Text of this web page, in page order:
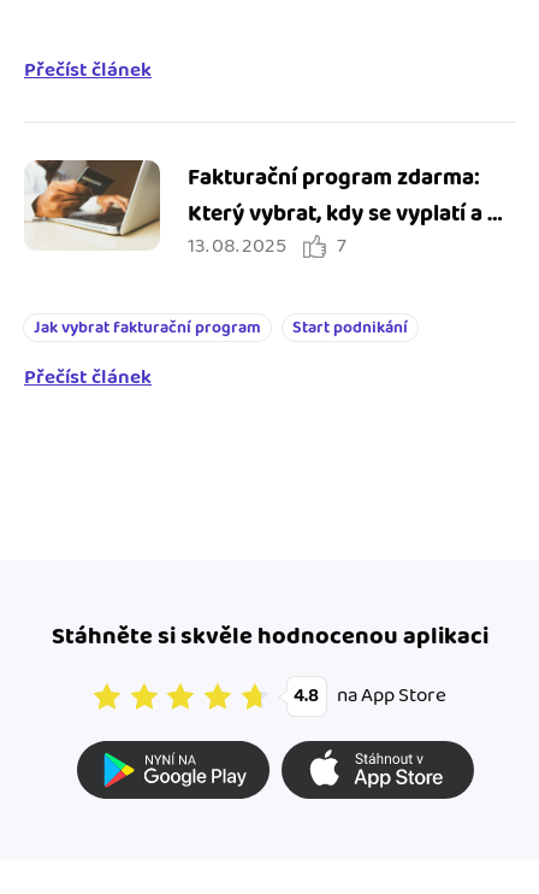
Přečíst článek
Fakturační program zdarma:
Který vybrat, kdy se vyplatí a na
co pozor?
13. 08. 2025 7
Jak vybrat fakturační program Start podnikání
Přečíst článek
Stáhněte si skvěle hodnocenou aplikaci
4.8 na App Store